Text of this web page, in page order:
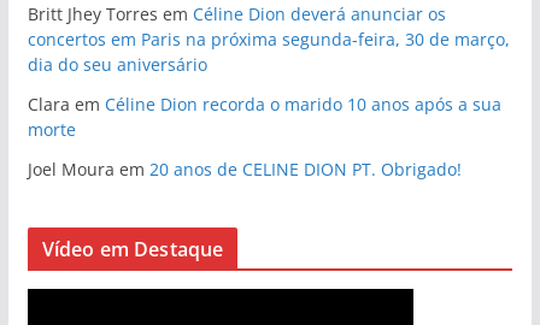
Britt Jhey Torres em Céline Dion deverá anunciar os
concertos em Paris na próxima segunda-feira, 30 de março,
dia do seu aniversário
Clara em Céline Dion recorda o marido 10 anos após a sua
morte
Joel Moura em 20 anos de CELINE DION PT. Obrigado!
Vídeo em Destaque